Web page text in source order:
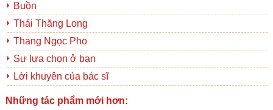
Buồn
Thái Thăng Long
Thang Ngọc Pho
Sự lựa chọn ở bạn
Lời khuyên của bác sĩ
Những tác phẩm mới hơn: